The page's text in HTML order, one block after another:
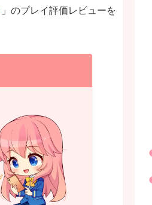
」のプレイ評価レビューを